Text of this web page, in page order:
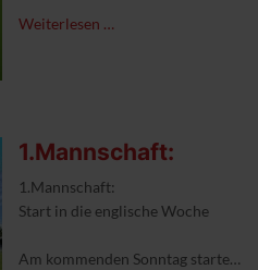
Weiterlesen …
1.Mannschaft:
1.Mannschaft:
Start in die englische Woche
Am kommenden Sonntag startet